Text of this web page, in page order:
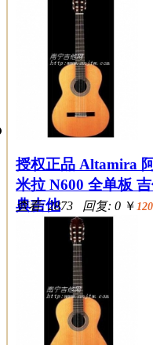
授权正品 Altamira
米拉 N600 全单板
典吉他
查看: 2873 回复: 0 ￥